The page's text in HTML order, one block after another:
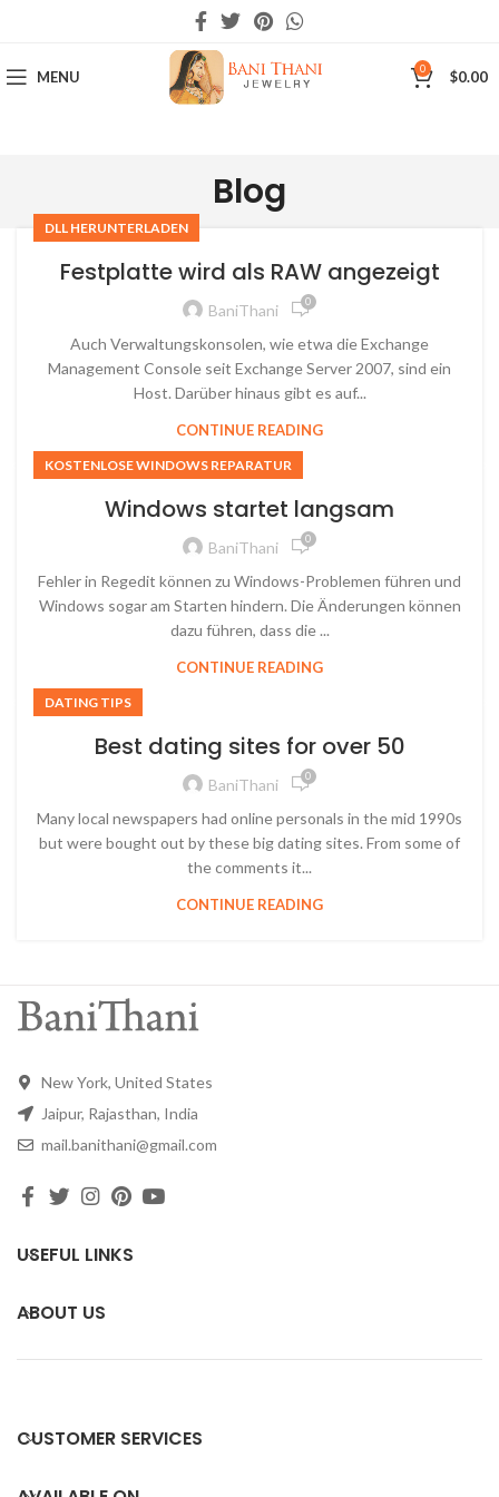
MENU 0 $0.00
Blog
DLL HERUNTERLADEN
Festplatte wird als RAW angezeigt
BaniThani 0
Auch Verwaltungskonsolen, wie etwa die Exchange
Management Console seit Exchange Server 2007, sind ein
Host. Darüber hinaus gibt es auf...
CONTINUE READING
KOSTENLOSE WINDOWS REPARATUR
Windows startet langsam
BaniThani 0
Fehler in Regedit können zu Windows-Problemen führen und
Windows sogar am Starten hindern. Die Änderungen können
dazu führen, dass die ...
CONTINUE READING
DATING TIPS
Best dating sites for over 50
BaniThani 0
Many local newspapers had online personals in the mid 1990s
but were bought out by these big dating sites. From some of
the comments it...
CONTINUE READING
New York, United States
Jaipur, Rajasthan, India
mail.banithani@gmail.com
USEFUL LINKS
ABOUT US
CUSTOMER SERVICES